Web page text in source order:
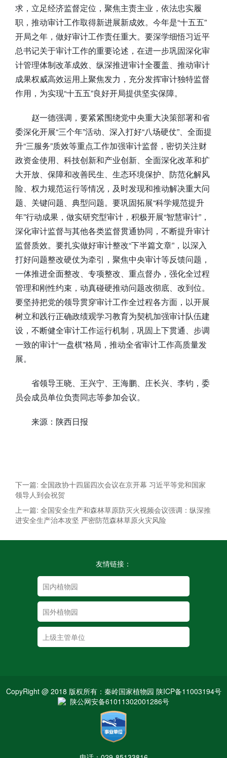
求，立足经济监督定位，聚焦主责主业，依法忠实履
职，推动审计工作取得新进展新成效。今年是“十五五”
开局之年，做好审计工作责任重大。要深学细悟习近平
总书记关于审计工作的重要论述，在进一步巩固深化审
计管理体制改革成效、纵深推进审计全覆盖、推动审计
成果权威高效运用上聚焦发力，充分发挥审计独特监督
作用，为实现“十五五”良好开局提供坚实保障。
赵一德强调，要紧紧围绕党中央重大决策部署和省
委深化开展“三个年”活动、深入打好“八场硬仗”、全面提
升“三服务”质效等重点工作加强审计监督，密切关注财
政资金使用、科技创新和产业创新、全面深化改革和扩
大开放、保障和改善民生、生态环境保护、防范化解风
险、权力规范运行等情况，及时发现和推动解决重大问
题、关键问题、典型问题。要巩固拓展“科学规范提升
年”行动成果，做实研究型审计，积极开展“智慧审计”，
深化审计监督与其他各类监督贯通协同，不断提升审计
监督质效。要扎实做好审计整改“下半篇文章”，以深入
打好问题整改硬仗为牵引，聚焦中央审计等反馈问题，
一体推进全面整改、专项整改、重点督办，强化全过程
管理和刚性约束，动真碰硬推动问题改彻底、改到位。
要坚持把党的领导贯穿审计工作全过程各方面，以开展
树立和践行正确政绩观学习教育为契机加强审计队伍建
设，不断健全审计工作运行机制，巩固上下贯通、步调
一致的审计“一盘棋”格局，推动全省审计工作高质量发
展。
省领导王晓、王兴宁、王海鹏、庄长兴、李钧，委
员会成员单位负责同志等参加会议。
来源：陕西日报
下一篇: 全国政协十四届四次会议在京开幕 习近平等党和国家
领导人到会祝贺
上一篇: 全国安全生产和森林草原防灭火视频会议强调：纵深推
进安全生产治本攻坚 严密防范森林草原火灾风险
友情链接：
CopyRight @ 2018 版权所有：秦岭国家植物园 陕ICP备11003194号
陕公网安备61011302001286号